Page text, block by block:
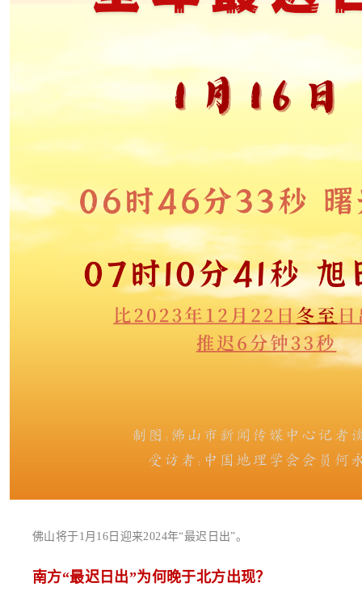
佛山将于1月16日迎来2024年“最迟日出”。
南方“最迟日出”为何晚于北方出现？